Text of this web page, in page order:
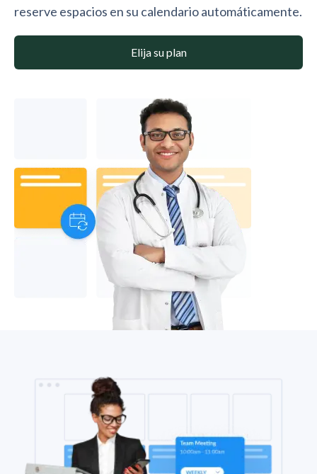
reserve espacios en su calendario automáticamente.
Elija su plan